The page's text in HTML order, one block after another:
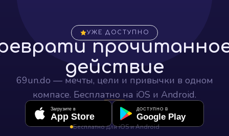
УЖЕ ДОСТУПНО
действие
69un.do — мечты, цели и привычки в одном
компасе. Бесплатно на iOS и Android.
Загрузите в
App Store
ДОСТУПНО В
Google Play
Бесплатно для iOS и Android